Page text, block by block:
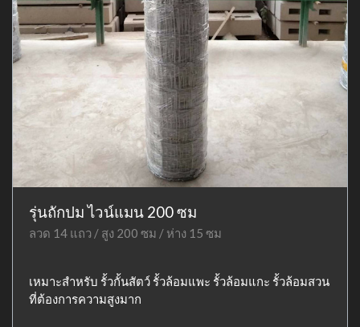
รุ่นถักปม ไวน์แมน 200 ซม
ลวด 14 แถว / สูง 200 ซม / ห่าง 15 ซม
เหมาะสำหรับ รั้วกั้นสัตว์ รั้วล้อมแพะ รั้วล้อมแกะ รั้วล้อมสวน
ที่ต้องการความสูงมาก